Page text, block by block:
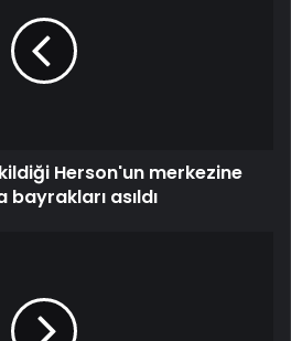
Herson'un merkezine
bayrakları asıldı